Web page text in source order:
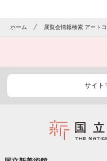
ホーム 展覧会情報検索 アート
サイト